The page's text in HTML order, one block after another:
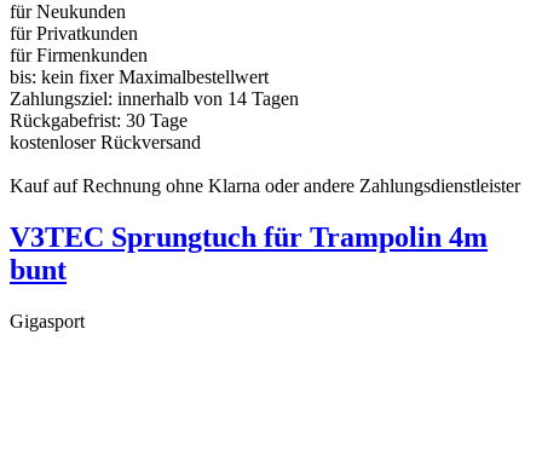
für Neukunden
für Privatkunden
für Firmenkunden
bis: kein fixer Maximalbestellwert
Zahlungsziel: innerhalb von 14 Tagen
Rückgabefrist: 30 Tage
kostenloser Rückversand
Kauf auf Rechnung ohne Klarna oder andere Zahlungsdienstleister
V3TEC Sprungtuch für Trampolin 4m
bunt
Gigasport